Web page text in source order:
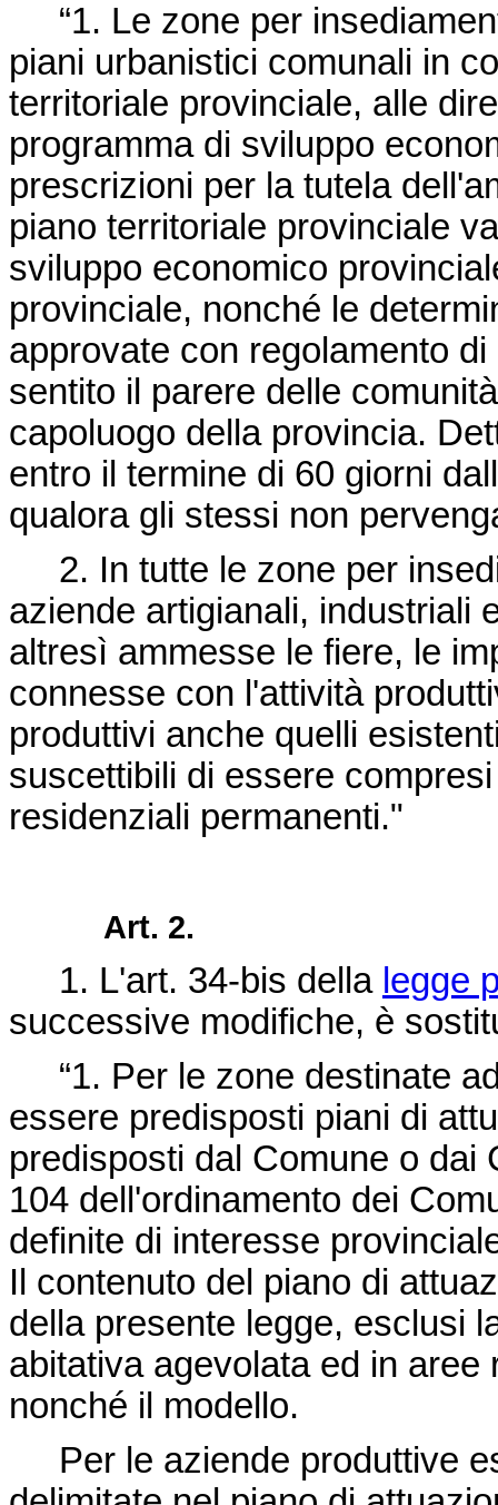
“1. Le zone per
piani urbanistici comunali in
territoriale provinciale, alle
programma di sviluppo
prescrizioni per la tutela
piano territoriale provinciale
sviluppo economico
provinciale, nonché le
approvate con regolamento
sentito il parere delle
capoluogo della provincia.
entro il termine di 60 giorni
qualora gli stessi non
2. In tutte le zone per
aziende artigianali, industriali
altresì ammesse le fiere, le
connesse con l'attività
produttivi anche quelli
suscettibili di essere
residenziali permanenti."
Art. 2.
1. L'art. 34-bis della legge
successive modifiche, è
“1. Per le zone destinate
essere predisposti piani di
predisposti dal Comune o dai
104 dell'ordinamento dei
definite di interesse
Il contenuto del piano di
della presente legge, esclusi
abitativa agevolata ed in
nonché il modello.
Per le aziende produttive